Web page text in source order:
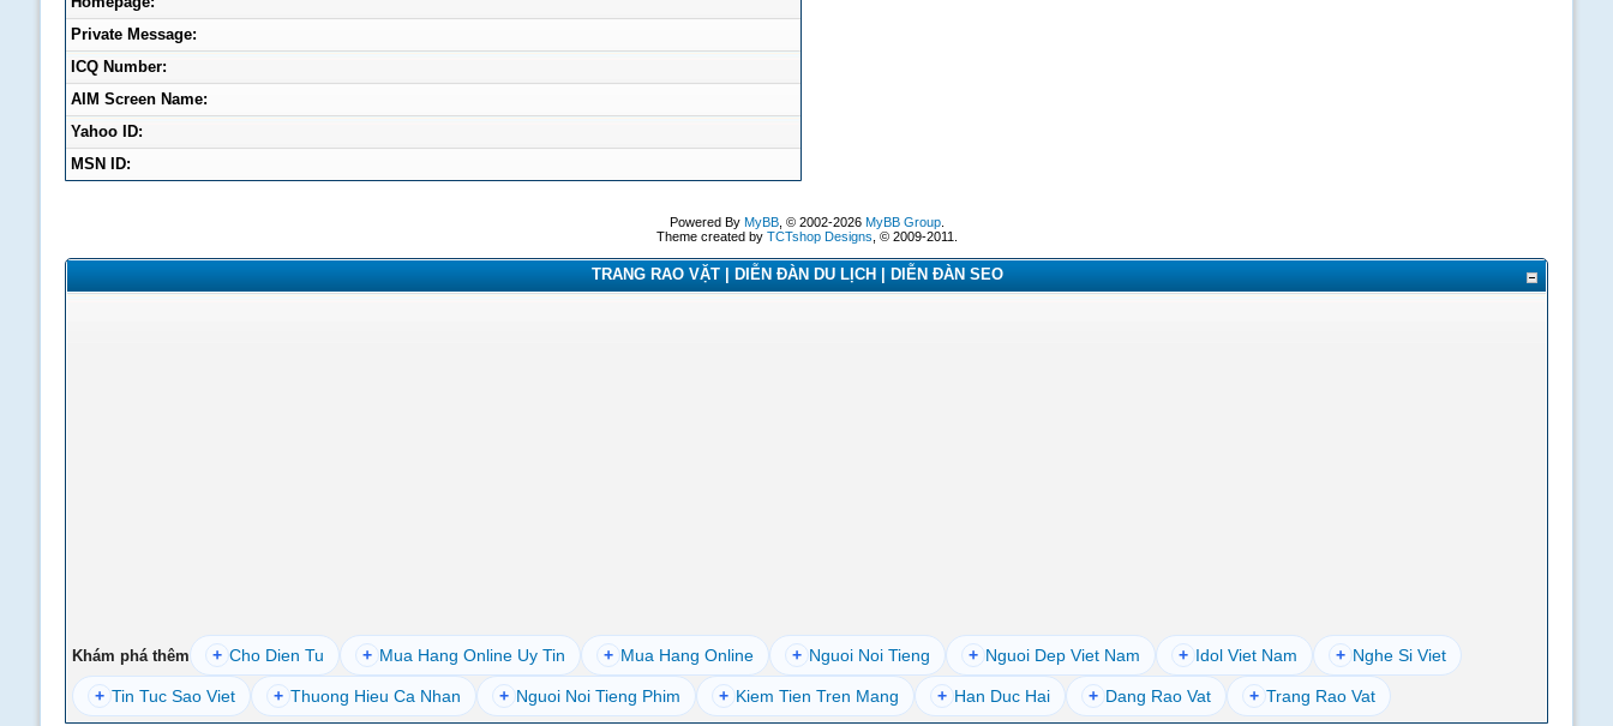
Private Message:
ICQ Number:
AIM Screen Name:
Yahoo ID:
MSN ID:
Powered By MyBB, © 2002-2026 MyBB Group.
Theme created by TCTshop Designs , © 2009-2011.
TRANG RAO VẶT | DIỄN ĐÀN DU LỊCH | DIỄN ĐÀN SEO
Khám phá thêm + Cho Dien Tu + Mua Hang Online Uy Tin + Mua Hang Online + Nguoi Noi Tieng + Nguoi Dep Viet Nam + Idol Viet Nam + Nghe Si Viet
+ Tin Tuc Sao Viet + Thuong Hieu Ca Nhan + Nguoi Noi Tieng Phim + Kiem Tien Tren Mang + Han Duc Hai + Dang Rao Vat + Trang Rao Vat